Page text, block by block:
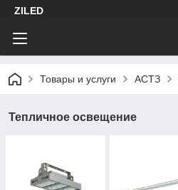
ZILED
Товары и услуги АСТЗ
Тепличное освещение